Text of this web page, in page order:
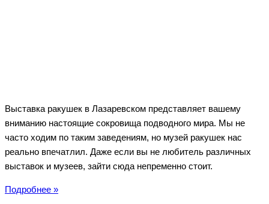
Выставка ракушек в Лазаревском представляет вашему
вниманию настоящие сокровища подводного мира. Мы не
часто ходим по таким заведениям, но музей ракушек нас
реально впечатлил. Даже если вы не любитель различных
выставок и музеев, зайти сюда непременно стоит.
Подробнее »Выставка